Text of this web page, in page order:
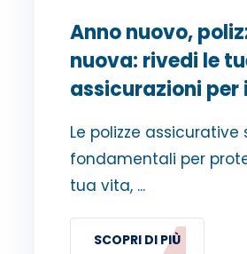
Anno nuovo,
nuova: rivedi le
assicurazioni per
Le polizze assicurative
fondamentali per
tua vita, ...
SCOPRI DI PIÙ